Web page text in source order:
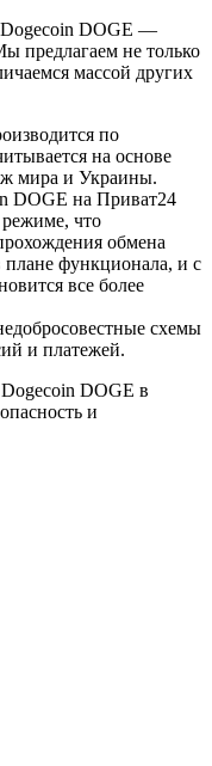
DOGE —
предлагаем не только
массой других
по
на основе
мира и Украины.
DOGE на Приват24
режиме, что
обмена
плане функционала, и с
все более
схемы
и платежей.
DOGE в
и